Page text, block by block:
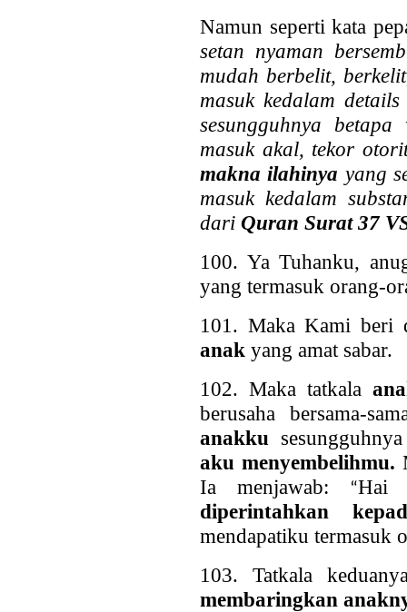
Namun seperti kata
setan nyaman
mudah berbelit,
masuk kedalam
sesungguhnya
masuk akal, tekor
makna ilahinya yang
masuk kedalam
dari Quran Surat 37
100. Ya Tuhanku,
yang termasuk orang-
101. Maka Kami beri
anak yang amat sabar.
102. Maka tatkala
berusaha bersama-
anakku
aku menyembelihmu.
Ia menjawab:
“Hai
diperintahkan
mendapatiku termasuk
103. Tatkala
membaringkan